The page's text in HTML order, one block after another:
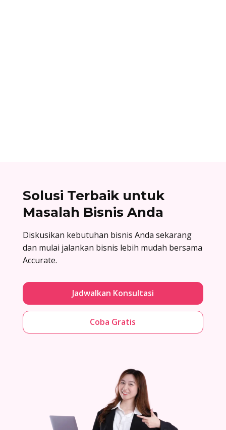
Solusi Terbaik untuk
Masalah Bisnis Anda
Diskusikan kebutuhan bisnis Anda sekarang
dan mulai jalankan bisnis lebih mudah bersama
Accurate.
Jadwalkan Konsultasi
Coba Gratis